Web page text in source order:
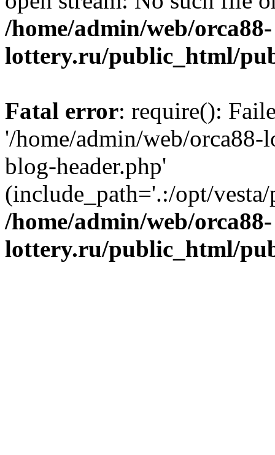
/home/admin/web/orca88-
lottery.ru/public_html/
Fatal error: require():
'/home/admin/web/
blog-header.php'
(include_path='.:/opt/
/home/admin/web/orca88-
lottery.ru/public_html/